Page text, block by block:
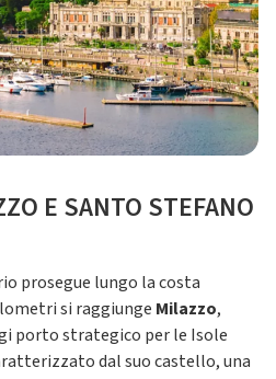
E SANTO STEFANO
prosegue lungo la costa
si raggiunge Milazzo,
porto strategico per le Isole
dal suo castello, una